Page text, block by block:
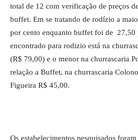
total de 12 com verificação de preços
buffet. Em se tratando de rodízio a
por cento enquanto buffet foi de 27,50
encontrado para rodizio está na
(R$ 79,00) e o menor na churrascaria
relação a Buffet, na churrascaria
Figueira R$ 45,00.
Os estabelecimentos pesquisados